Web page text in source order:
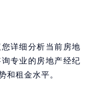
详细分析当前房地
专业的房地产经纪
和租金水平。